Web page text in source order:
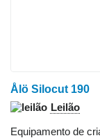
Ålö Silocut 190
Leilão
Equipamento de